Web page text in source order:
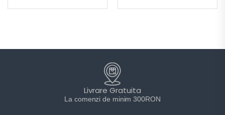
Livrare Gratuita
La comenzi de minim 300RON